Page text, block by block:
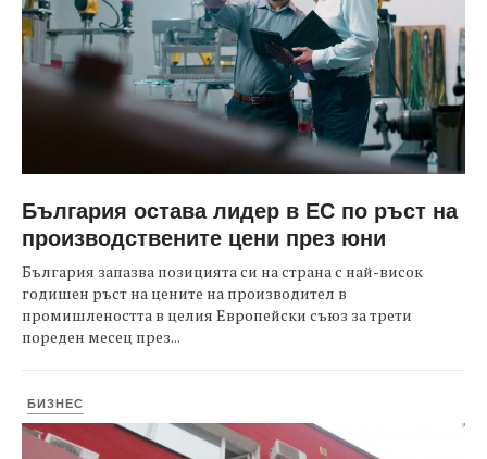
България остава лидер в ЕС по ръст на
производствените цени през юни
България запазва позицията си на страна с най-висок
годишен ръст на цените на производител в
промишлеността в целия Европейски съюз за трети
пореден месец през...
БИЗНЕС